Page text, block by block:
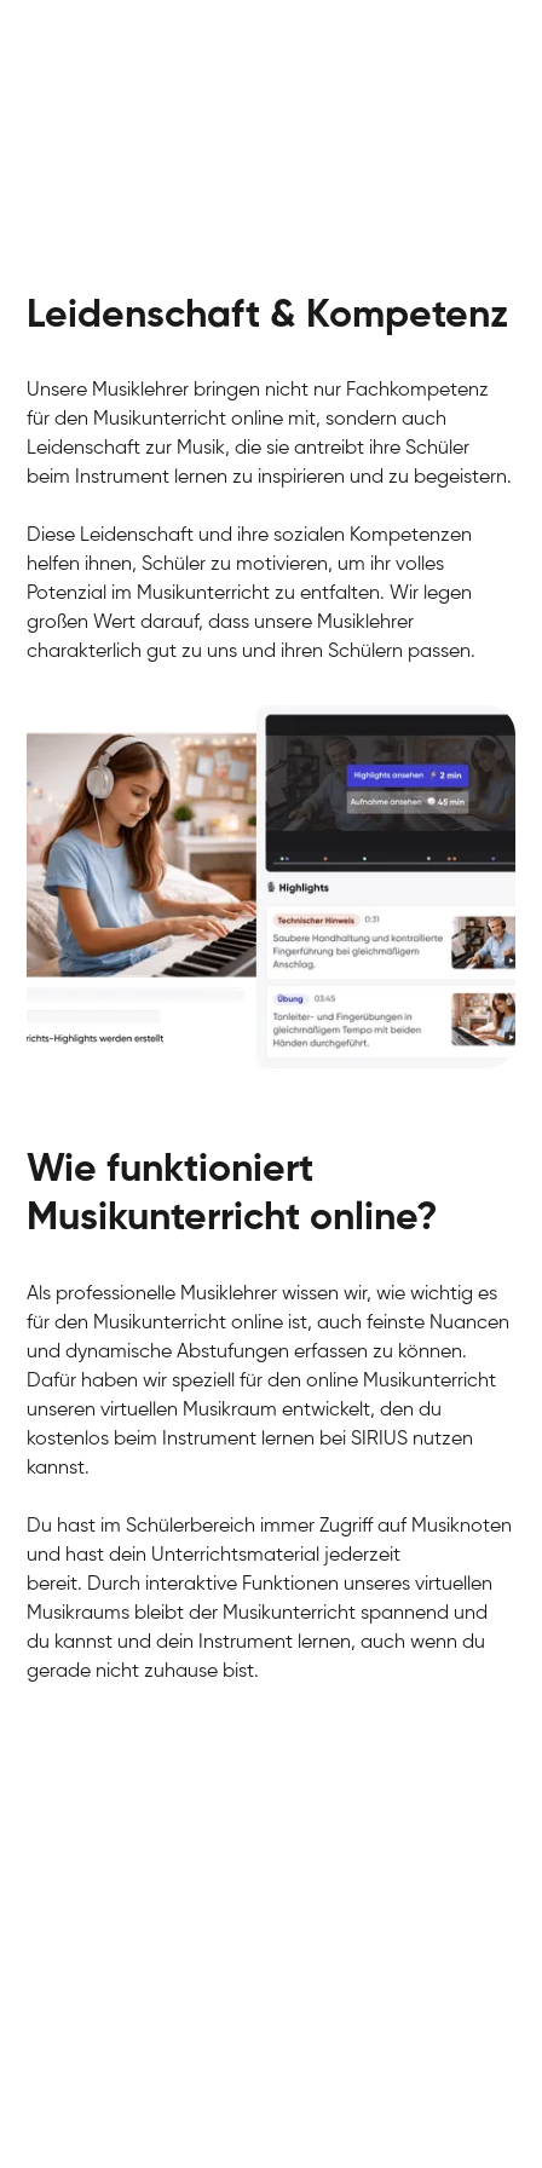
Leidenschaft & Kompetenz
Unsere Musiklehrer bringen nicht nur Fachkompetenz
für den Musikunterricht online mit, sondern auch
Leidenschaft zur Musik, die sie antreibt ihre Schüler
beim Instrument lernen zu inspirieren und zu begeistern.
Diese Leidenschaft und ihre sozialen Kompetenzen
helfen ihnen, Schüler zu motivieren, um ihr volles
Potenzial im Musikunterricht zu entfalten. Wir legen
großen Wert darauf, dass unsere Musiklehrer
charakterlich gut zu uns und ihren Schülern passen.
Wie funktioniert
Musikunterricht online?
Als professionelle Musiklehrer wissen wir, wie wichtig es
für den Musikunterricht online ist, auch feinste Nuancen
und dynamische Abstufungen erfassen zu können.
Dafür haben wir speziell für den online Musikunterricht
unseren virtuellen Musikraum entwickelt, den du
kostenlos beim Instrument lernen bei SIRIUS nutzen
kannst.
Du hast im Schülerbereich immer Zugriff auf Musiknoten
und hast dein Unterrichtsmaterial jederzeit
bereit. Durch interaktive Funktionen unseres virtuellen
Musikraums bleibt der Musikunterricht spannend und
du kannst und dein Instrument lernen, auch wenn du
gerade nicht zuhause bist.